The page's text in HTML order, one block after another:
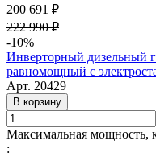
200 691 ₽
222 990 ₽
-10%
Инверторный дизельный
равномощный с
Арт. 20429
В корзину
Максимальная мощность,
: